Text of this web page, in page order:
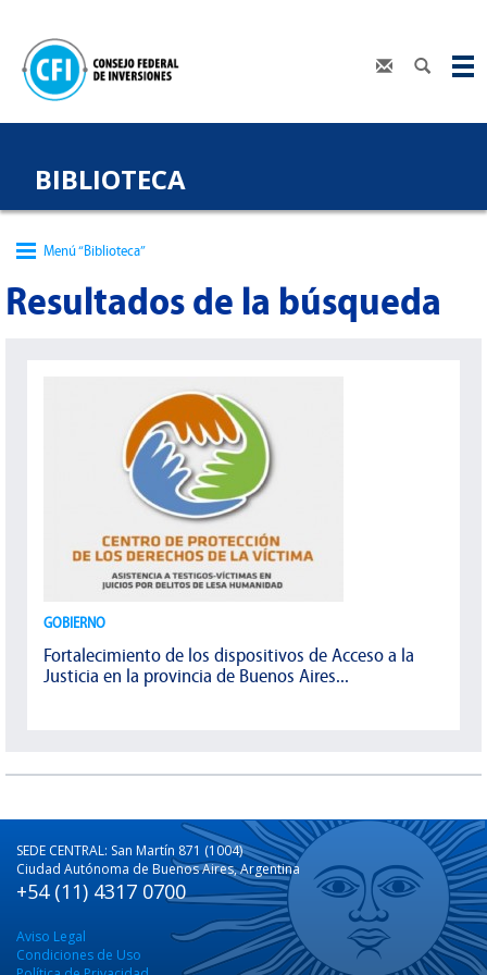
BIBLIOTECA
Menú “Biblioteca”
Resultados de la búsqueda
GOBIERNO
Fortalecimiento de los dispositivos de Acceso a la
Justicia en la provincia de Buenos Aires...
SEDE CENTRAL: San Martín 871 (1004)
Ciudad Autónoma de Buenos Aires, Argentina
+54 (11) 4317 0700
Aviso Legal
Condiciones de Uso